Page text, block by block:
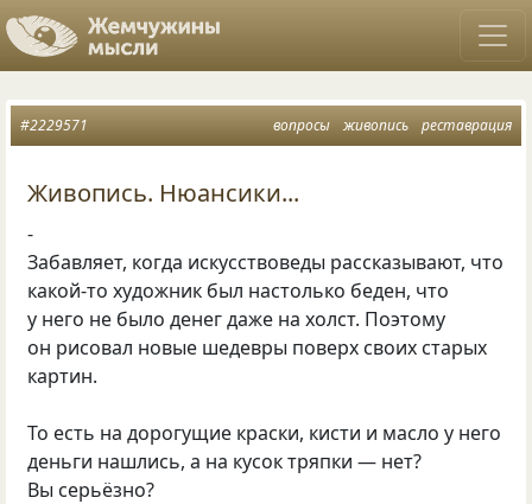
вопросы живопись реставрация
#2229571
Живопись. Нюансики...
-
Забавляет, когда искусствоведы рассказывают, что
какой-то художник был настолько беден, что
у него не было денег даже на холст. Поэтому
он рисовал новые шедевры поверх своих старых
картин.
То есть на дорогущие краски, кисти и масло у него
деньги нашлись, а на кусок тряпки — нет?
Вы серьёзно?